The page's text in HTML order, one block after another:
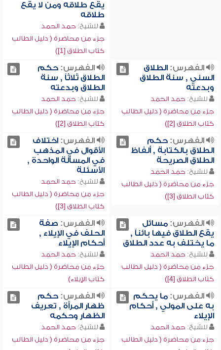
يقع طلاقه ومن لا يقع
طلاقه
للشيخ: حمد الحمد
جزء من محاضرة ( دليل الطالب
كتاب الطلاق [1])
الفهرس:الطلاق
السني , سنة الطلاق
وبدعته
للشيخ: حمد الحمد
جزء من محاضرة ( دليل الطالب
كتاب الطلاق [2])
الفهرس:حكم
الطلاق ثلاثاً , سنة
الطلاق وبدعته
للشيخ: حمد الحمد
جزء من محاضرة ( دليل الطالب
كتاب الطلاق [2])
الفهرس:حكم
الطلاق بالكتابة , ألفاظ
الطلاق الصريحة
للشيخ: حمد الحمد
جزء من محاضرة ( دليل الطالب
كتاب الطلاق [3])
الفهرس:اختلاف
الأقوال في المذهب
في المسألة الواحدة ,
الأسئلة
للشيخ: حمد الحمد
جزء من محاضرة ( دليل الطالب
كتاب الطلاق [3])
الفهرس:مسائل
يقع الطلاق فيها بائناً ,
ما يختلف به عدد الطلاق
للشيخ: حمد الحمد
جزء من محاضرة ( دليل الطالب
كتاب الطلاق [4])
الفهرس: صفة
الحلف في الإيلاء ,
أحكام الإيلاء
للشيخ: حمد الحمد
جزء من محاضرة ( دليل الطالب
كتاب الإيلاء)
الفهرس:ما يحكم
به على المولي , أحكام
الإيلاء
للشيخ: حمد الحمد
جزء من محاضرة ( دليل الطالب
الفهرس:حكم
ظهار المرأة , تعريف
الظهار وحكمه
للشيخ: حمد الحمد
جزء من محاضرة ( دليل الطالب